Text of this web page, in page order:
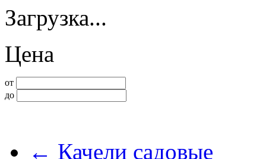
Загрузка...
Цена
от
до
← Качели садовые